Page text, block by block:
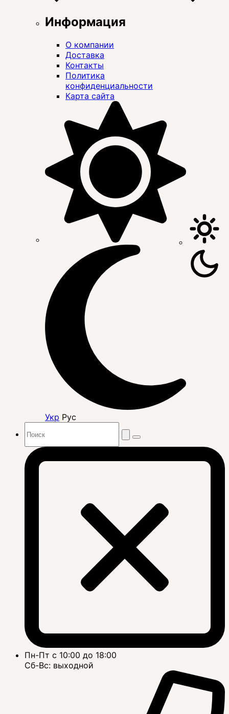
Информация
О компании
Доставка
Контакты
Политика
конфиденциальности
Карта сайта
Укр Рус
Пн-Пт с 10:00 до 18:00
Сб-Вс: выходной